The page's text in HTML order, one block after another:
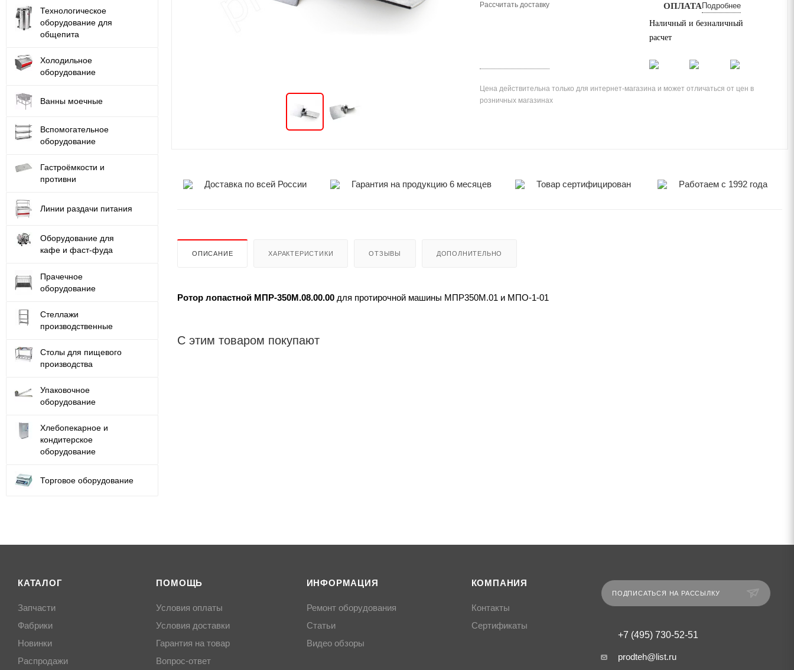
Рассчитать доставку ОПЛАТА Подробнее
Наличный и безналичный
расчет
Цена действительна только для интернет-магазина и может отличаться от цен в
розничных магазинах
Доставка по всей России Гарантия на продукцию 6 месяцев Товар сертифицирован Работаем с 1992 года
ОПИСАНИЕ ХАРАКТЕРИСТИКИ ОТЗЫВЫ ДОПОЛНИТЕЛЬНО
Ротор лопастной МПР-350М.08.00.00 для протирочной машины МПР350М.01 и МПО-1-01
С этим товаром покупают
Технологическое
оборудование для
общепита
Холодильное
оборудование
Ванны моечные
Вспомогательное
оборудование
Гастроёмкости и
противни
Линии раздачи питания
Оборудование для
кафе и фаст-фуда
Прачечное
оборудование
Стеллажи
производственные
Столы для пищевого
производства
Упаковочное
оборудование
Хлебопекарное и
кондитерское
оборудование
Торговое оборудование
КАТАЛОГ
Запчасти
Фабрики
Новинки
Распродажи
ПОМОЩЬ
Условия оплаты
Условия доставки
Гарантия на товар
Вопрос-ответ
ИНФОРМАЦИЯ
Ремонт оборудования
Статьи
Видео обзоры
КОМПАНИЯ
Контакты
Сертификаты
ПОДПИСАТЬСЯ НА РАССЫЛКУ
+7 (495) 730-52-51
prodteh@list.ru